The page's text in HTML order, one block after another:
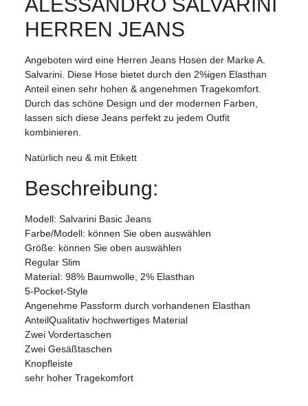
HERREN JEANS
Angeboten wird eine Herren Jeans Hosen der Marke A.
Salvarini. Diese Hose bietet durch den 2%igen Elasthan
Anteil einen sehr hohen & angenehmen Tragekomfort.
Durch das schöne Design und der modernen Farben,
lassen sich diese Jeans perfekt zu jedem Outfit
kombinieren.
Natürlich neu & mit Etikett
Beschreibung:
Modell: Salvarini Basic Jeans
Farbe/Modell: können Sie oben auswählen
Größe: können Sie oben auswählen
Regular Slim
Material: 98% Baumwolle, 2% Elasthan
5-Pocket-Style
Angenehme Passform durch vorhandenen Elasthan
AnteilQualitativ hochwertiges Material
Zwei Vordertaschen
Zwei Gesäßtaschen
Knopfleiste
sehr hoher Tragekomfort